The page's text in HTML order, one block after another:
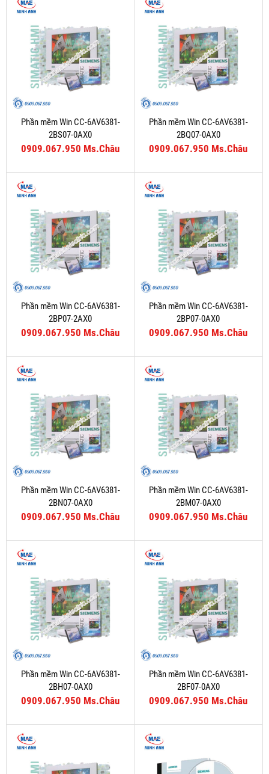
Phần mềm Win CC-6AV6381-
2BS07-0AX0
0909.067.950 Ms.Châu
Phần mềm Win CC-6AV6381-
2BQ07-0AX0
0909.067.950 Ms.Châu
Phần mềm Win CC-6AV6381-
2BP07-2AX0
0909.067.950 Ms.Châu
Phần mềm Win CC-6AV6381-
2BP07-0AX0
0909.067.950 Ms.Châu
Phần mềm Win CC-6AV6381-
2BN07-0AX0
0909.067.950 Ms.Châu
Phần mềm Win CC-6AV6381-
2BM07-0AX0
0909.067.950 Ms.Châu
Phần mềm Win CC-6AV6381-
2BH07-0AX0
0909.067.950 Ms.Châu
Phần mềm Win CC-6AV6381-
2BF07-0AX0
0909.067.950 Ms.Châu